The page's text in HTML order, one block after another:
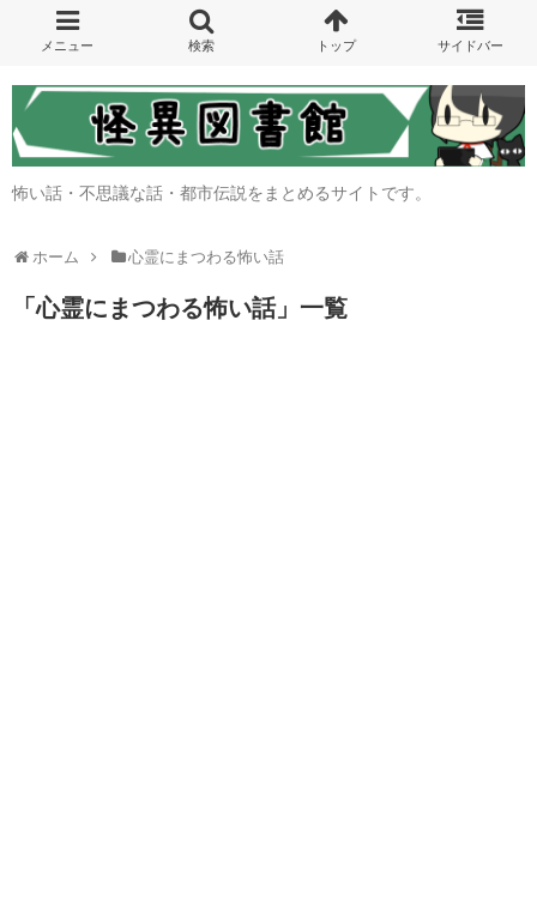
怖い話・不思議な話・都市伝説をまとめるサイトです。
ホーム 心霊にまつわる怖い話
「心霊にまつわる怖い話」 一覧